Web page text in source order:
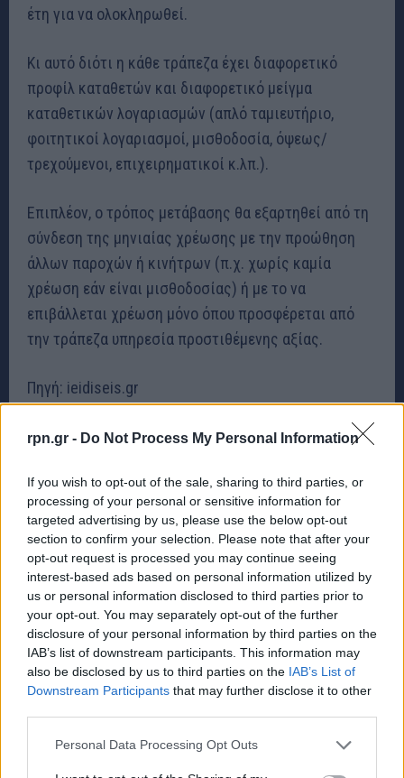
rpn.gr - Do Not Process My Personal Information
If you wish to opt-out of the sale, sharing to third parties, or
processing of your personal or sensitive information for
targeted advertising by us, please use the below opt-out
section to confirm your selection. Please note that after your
opt-out request is processed you may continue seeing
interest-based ads based on personal information utilized by
us or personal information disclosed to third parties prior to
your opt-out. You may separately opt-out of the further
disclosure of your personal information by third parties on the
IAB’s list of downstream participants. This information may
also be disclosed by us to third parties on the IAB’s List of
Downstream Participants that may further disclose it to other
Personal Data Processing Opt Outs
έτη για να ολοκληρωθεί.
Κι αυτό διότι η κάθε τράπεζα έχει διαφορετικό
προφίλ καταθετών και διαφορετικό μείγμα
καταθετικών λογαριασμών (απλό ταμιευτήριο,
φοιτητικοί λογαριασμοί, μισθοδοσία, όψεως/
τρεχούμενοι, επιχειρηματικοί κ.λπ.).
Επιπλέον, ο τρόπος μετάβασης θα εξαρτηθεί από τη
σύνδεση της μηνιαίας χρέωσης με την προώθηση
άλλων παροχών ή κινήτρων (π.χ. χωρίς καμία
χρέωση εάν είναι μισθοδοσίας) ή με το να
επιβάλλεται χρέωση μόνο όπου προσφέρεται από
την τράπεζα υπηρεσία προστιθέμενης αξίας.
Πηγή: ieidiseis.gr
Google
rpn.gr Προσθήκη ως προτιμώμενης πηγής στην
Google